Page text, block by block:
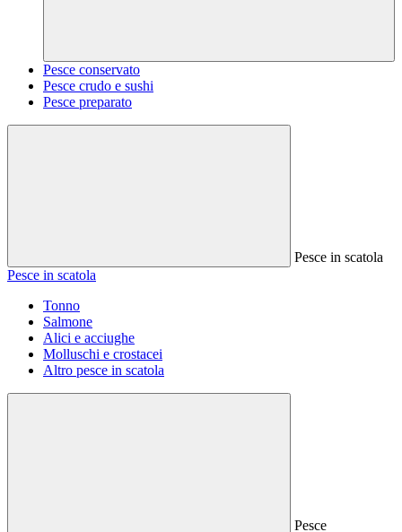
Pesce conservato
Pesce crudo e sushi
Pesce preparato
Pesce in scatola
Pesce in scatola
Tonno
Salmone
Alici e acciughe
Molluschi e crostacei
Altro pesce in scatola
Pesce